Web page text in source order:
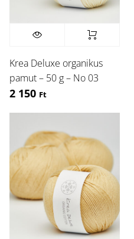
Krea Deluxe organikus
pamut – 50 g – No 03
2 150 Ft